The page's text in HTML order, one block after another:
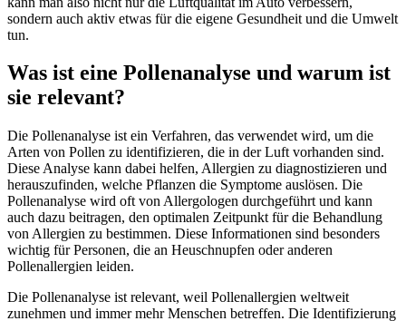
sondern auch aktiv etwas für die eigene Gesundheit und die Umwelt
tun.
Was ist eine Pollenanalyse und warum ist
sie relevant?
Die Pollenanalyse ist ein Verfahren, das verwendet wird, um die
Arten von Pollen zu identifizieren, die in der Luft vorhanden sind.
Diese Analyse kann dabei helfen, Allergien zu diagnostizieren und
herauszufinden, welche Pflanzen die Symptome auslösen. Die
Pollenanalyse wird oft von Allergologen durchgeführt und kann
auch dazu beitragen, den optimalen Zeitpunkt für die Behandlung
von Allergien zu bestimmen. Diese Informationen sind besonders
wichtig für Personen, die an Heuschnupfen oder anderen
Pollenallergien leiden.
Die Pollenanalyse ist relevant, weil Pollenallergien weltweit
zunehmen und immer mehr Menschen betreffen. Die Identifizierung